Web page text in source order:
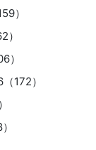
）
）
）
172）